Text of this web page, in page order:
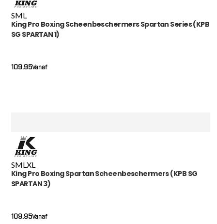
SML
King Pro Boxing Scheenbeschermers Spartan Series (KPB
SG SPARTAN 1)
Vanaf
109.95
SMLXL
King Pro Boxing Spartan Scheenbeschermers (KPB SG
SPARTAN 3)
Vanaf
109.95